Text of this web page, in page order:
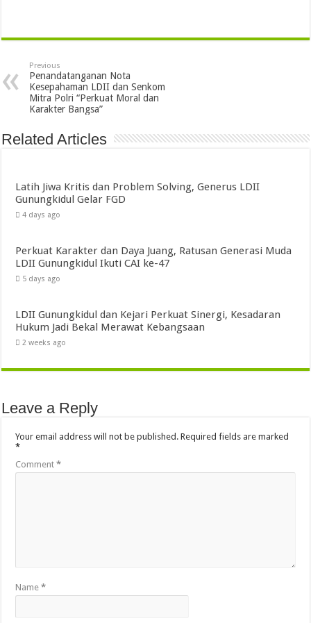
Previous
Penandatanganan Nota
Kesepahaman LDII dan Senkom
Mitra Polri “Perkuat Moral dan
Karakter Bangsa”
Related Articles
Latih Jiwa Kritis dan Problem Solving, Generus LDII
Gunungkidul Gelar FGD
4 days ago
Perkuat Karakter dan Daya Juang, Ratusan Generasi Muda
LDII Gunungkidul Ikuti CAI ke-47
5 days ago
LDII Gunungkidul dan Kejari Perkuat Sinergi, Kesadaran
Hukum Jadi Bekal Merawat Kebangsaan
2 weeks ago
Leave a Reply
Your email address will not be published. Required fields are marked
*
Comment*
Name*